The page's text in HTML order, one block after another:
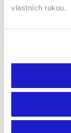
vlastních rukou.
2022 | Francie,
Filmy /